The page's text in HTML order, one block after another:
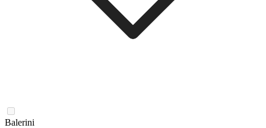
Balerini